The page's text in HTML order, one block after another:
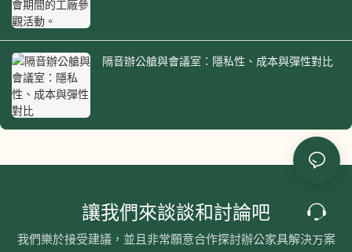
隔音辦公艙與會議室：隱私性、成本與彈性對比
讓我們來談談和討論吧
我們樂於接受建議，並且非常願意合作探討辦公家具解決方案